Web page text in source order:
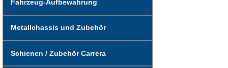
Fahrzeug-Aufbewahrung
Metallchassis und Zubehör
Schienen / Zubehör Carrera